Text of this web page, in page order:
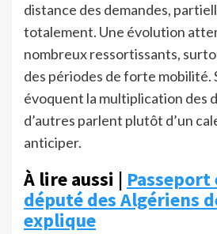
distance des demandes,
totalement. Une évolution
nombreux ressortissants,
des périodes de forte mobilité.
évoquent la multiplication des
d’autres parlent plutôt d’un
anticiper.
À lire aussi | Passeport
député des Algériens
explique